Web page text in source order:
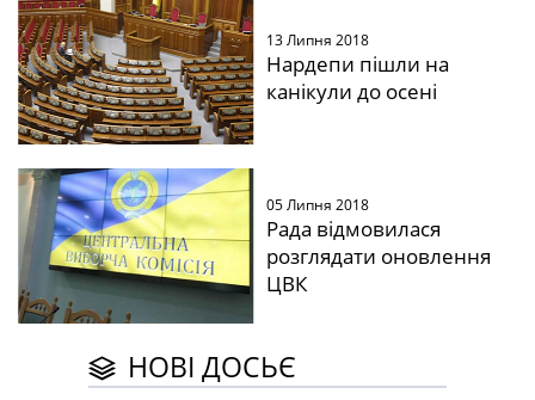
13 Липня 2018
Нардепи пішли на
канікули до осені
05 Липня 2018
Рада відмовилася
розглядати оновлення
ЦВК
НОВІ ДОСЬЄ